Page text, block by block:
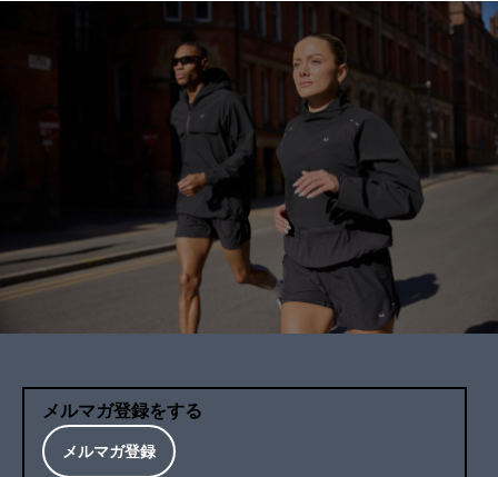
メルマガ登録をする
メルマガ登録